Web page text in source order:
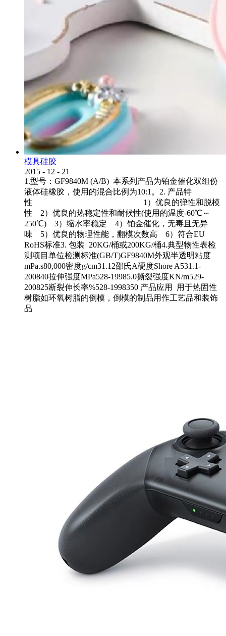
模具硅胶
2015 - 12 - 21
1.型号：GF9840M (A/B) 本系列产品为铂金催化双组份
液体硅橡胶，使用的混合比例为10:1。2. 产品特
性 1）优良的弹性和脱模
性 2）优良的热稳定性和耐候性(使用的温度-60℃～
250℃) 3）缩水率稳定 4）铂金催化，无毒且无异
味 5）优良的物理性能，翻模次数高 6）符合EU
RoHS标准3. 包装 20KG/桶或200KG/桶4.典型物性表检
测项目单位检测标准(GB/T)GF9840M外观半透明粘度
mPa.s80,000密度g/cm31.12邵氏A硬度Shore A531.1-
200840拉伸强度MPa528-19985.0撕裂强度KN/m529-
200825断裂伸长率%528-1998350 产品应用 用于热固性
树脂如环氧树脂的倒模，倒模的制品用作工艺品和装饰
品